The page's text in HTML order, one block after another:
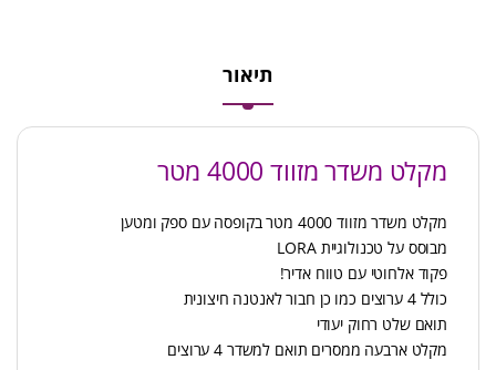
תיאור
מקלט משדר מזווד 4000 מטר
מקלט משדר מזווד 4000 מטר בקופסה עם ספק ומטען
מבוסס על טכנולוגיית LORA
פקוד אלחוטי עם טווח אדיר!
כולל 4 ערוצים כמו כן חבור לאנטנה חיצונית
תואם שלט רחוק יעודי
מקלט ארבעה ממסרים תואם למשדר 4 ערוצים